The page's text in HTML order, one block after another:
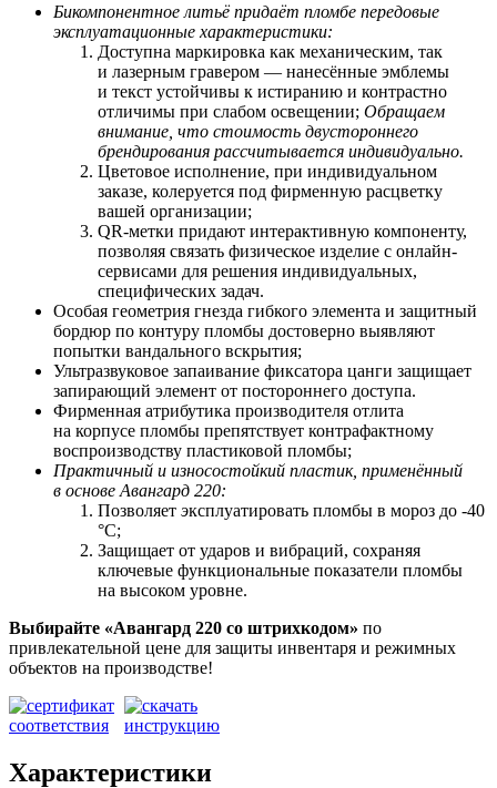
Бикомпонентное литьё придаёт пломбе передовые
эксплуатационные характеристики:
Доступна маркировка как механическим, так
и лазерным гравером — нанесённые эмблемы
и текст устойчивы к истиранию и контрастно
отличимы при слабом освещении; Обращаем
внимание, что стоимость двустороннего
брендирования рассчитывается индивидуально.
Цветовое исполнение, при индивидуальном
заказе, колеруется под фирменную расцветку
вашей организации;
QR-метки придают интерактивную компоненту,
позволяя связать физическое изделие с онлайн-
сервисами для решения индивидуальных,
специфических задач.
Особая геометрия гнезда гибкого элемента и защитный
бордюр по контуру пломбы достоверно выявляют
попытки вандального вскрытия;
Ультразвуковое запаивание фиксатора цанги защищает
запирающий элемент от постороннего доступа.
Фирменная атрибутика производителя отлита
на корпусе пломбы препятствует контрафактному
воспроизводству пластиковой пломбы;
Практичный и износостойкий пластик, применённый
в основе Авангард 220:
Позволяет эксплуатировать пломбы в мороз до -40
°С;
Защищает от ударов и вибраций, сохраняя
ключевые функциональные показатели пломбы
на высоком уровне.
Выбирайте «Авангард 220 со штрихкодом» по
привлекательной цене для защиты инвентаря и режимных
объектов на производстве!
Характеристики